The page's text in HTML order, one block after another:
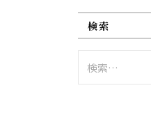
検索
索: